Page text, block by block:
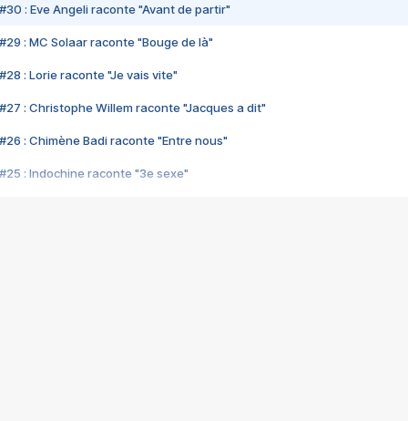
#30 : Eve Angeli raconte "Avant de partir"
#29 : MC Solaar raconte "Bouge de là"
#28 : Lorie raconte "Je vais vite"
#27 : Christophe Willem raconte "Jacques a dit"
#26 : Chimène Badi raconte "Entre nous"
#25 : Indochine raconte "3e sexe"